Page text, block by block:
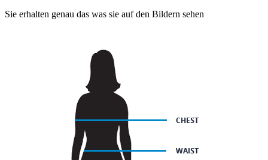
Sie erhalten genau das was sie auf den Bildern sehen